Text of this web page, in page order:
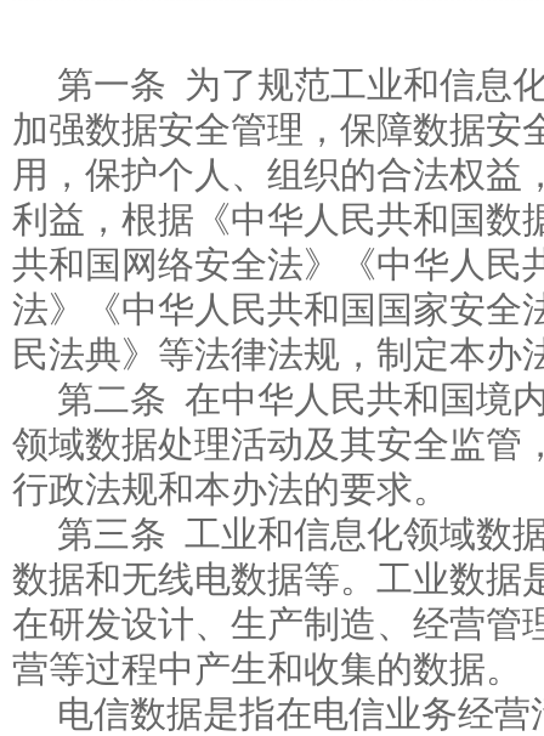
第一条 为了规范工业和信息
加强数据安全管理，保障数据安
用，保护个人、组织的合法权益
利益，根据《中华人民共和国数
共和国网络安全法》《中华人民
法》《中华人民共和国国家安全
民法典》等法律法规，制定本办
第二条 在中华人民共和国境
领域数据处理活动及其安全监管
行政法规和本办法的要求。
第三条 工业和信息化领域数
数据和无线电数据等。工业数据
在研发设计、生产制造、经营管
营等过程中产生和收集的数据。
电信数据是指在电信业务经